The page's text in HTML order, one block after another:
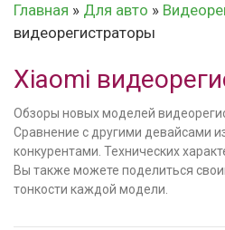
Главная » Для авто »
видеорегистраторы
Xiaomi
Обзоры новых моделей
Сравнение с другими девайсами
конкурентами. Технических
Вы также можете поделиться
тонкости каждой модели.